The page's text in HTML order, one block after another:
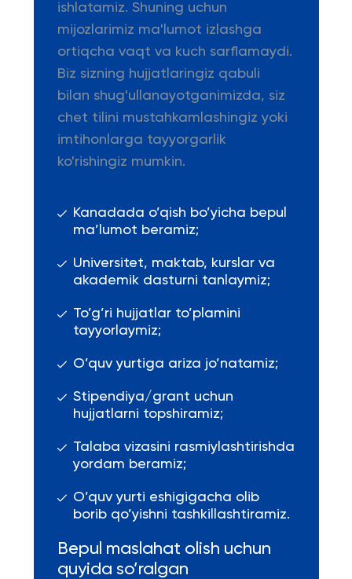
ishlatamiz. Shuning uchun
mijozlarimiz ma'lumot izlashga
ortiqcha vaqt va kuch sarflamaydi.
Biz sizning hujjatlaringiz qabuli
bilan shug'ullanayotganimizda, siz
chet tilini mustahkamlashingiz yoki
imtihonlarga tayyorgarlik
ko'rishingiz mumkin.
Kanadada o’qish bo’yicha bepul
ma’lumot beramiz;
Universitet, maktab, kurslar va
akademik dasturni tanlaymiz;
To’g’ri hujjatlar to’plamini
tayyorlaymiz;
O’quv yurtiga ariza jo’natamiz;
Stipendiya/grant uchun
hujjatlarni topshiramiz;
Talaba vizasini rasmiylashtirishda
yordam beramiz;
O’quv yurti eshigigacha olib
borib qo’yishni tashkillashtiramiz.
Bepul maslahat olish uchun
quyida so’ralgan